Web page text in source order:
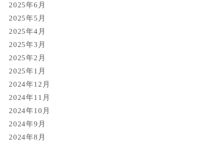
2025年6月
2025年5月
2025年4月
2025年3月
2025年2月
2025年1月
2024年12月
2024年11月
2024年10月
2024年9月
2024年8月